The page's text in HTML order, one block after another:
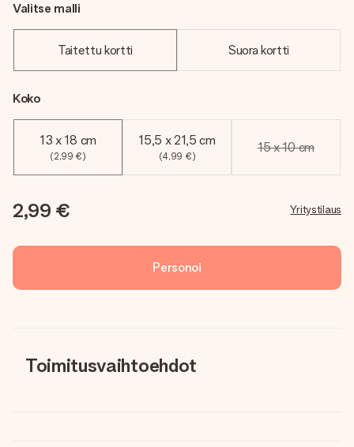
Valitse malli
Taitettu kortti Suora kortti
Koko
13 x 18 cm
(2,99 €)
15,5 x 21,5 cm
(4,99 €)
15 x 10 cm
2,99 € Yritystilaus
Personoi
Toimitusvaihtoehdot